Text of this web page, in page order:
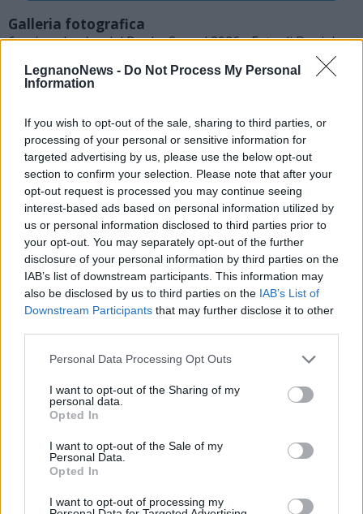
LegnanoNews - Do Not Process My Personal
Information
If you wish to opt-out of the sale, sharing to third parties, or
processing of your personal or sensitive information for
targeted advertising by us, please use the below opt-out
section to confirm your selection. Please note that after your
opt-out request is processed you may continue seeing
interest-based ads based on personal information utilized by
us or personal information disclosed to third parties prior to
your opt-out. You may separately opt-out of the further
disclosure of your personal information by third parties on the
IAB’s list of downstream participants. This information may
also be disclosed by us to third parties on the IAB’s List of
Downstream Participants that may further disclose it to other
Personal Data Processing Opt Outs
I want to opt-out of the Sharing of my
personal data.
Opted In
I want to opt-out of the Sale of my
Personal Data.
Opted In
I want to opt-out of processing my
Galleria fotografica
6occia sul palco del Rugby Sound 2026 - Foto di Daniele
Selezioniamo per te
Il meglio di
Iscriviti alla
newsletter
Commenti
Accedi o
L'email è richiesta ma non verrà mostrata ai visitatori. Il contenuto di questo